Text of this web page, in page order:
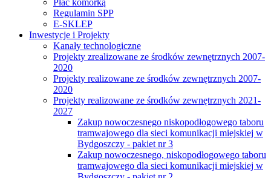
Regulamin SPP
E-SKLEP
Inwestycje i Projekty
Kanały technologiczne
Projekty zrealizowane ze środków zewnętrznych 2007-
2020
Projekty realizowane ze środków zewnętrznych 2007-
2020
Projekty realizowane ze środków zewnętrznych 2021-
2027
Zakup nowoczesnego niskopodłogowego taboru
tramwajowego dla sieci komunikacji miejskiej w
Bydgoszczy - pakiet nr 3
Zakup nowoczesnego, niskopodłogowego taboru
tramwajowego dla sieci komunikacji miejskiej w